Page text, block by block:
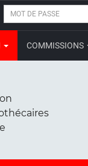
MOT
PASSECOMMISSIONS